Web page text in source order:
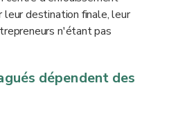
leur destination finale, leur
n'étant pas
dépendent des